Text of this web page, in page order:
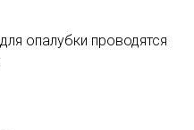
опалубки проводятся